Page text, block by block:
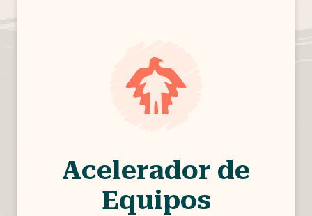
Acelerador de
Equipos